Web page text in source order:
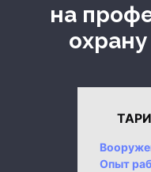
на
Опыт